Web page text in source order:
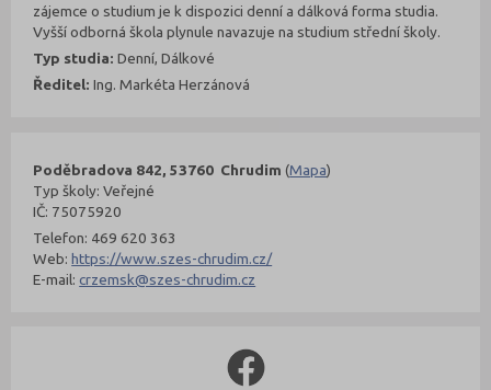
Poděbradova 842, 53760 Chrudim (Mapa)
Typ školy: Veřejné
IČ: 75075920
Telefon: 469 620 363
Web:https://www.szes-chrudim.cz/
E-mail:crzemsk@szes-chrudim.cz
zájemce o studium je k dispozici denní a dálková forma studia.
Vyšší odborná škola plynule navazuje na studium střední školy.
Typ studia: Denní, Dálkové
Ředitel: Ing. Markéta Herzánová